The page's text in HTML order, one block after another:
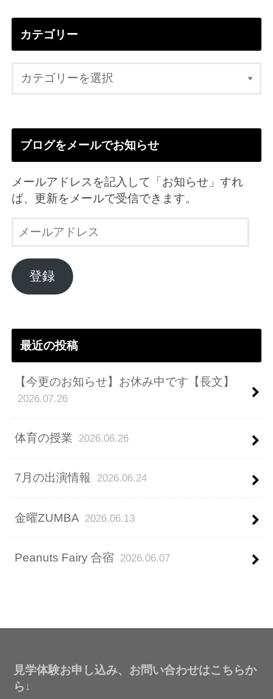
カテゴリー
ブログをメールでお知らせ
メールアドレスを記入して「お知らせ」すれ
ば、更新をメールで受信できます。
ル
ア
ド
登録
最近の投稿
【今更のお知らせ】お休み中です【長文】
2026.07.26
体育の授業 2026.06.26
7月の出演情報 2026.06.24
金曜ZUMBA 2026.06.13
Peanuts Fairy 合宿 2026.06.07
見学体験お申し込み、お問い合わせはこちらか
ら↓